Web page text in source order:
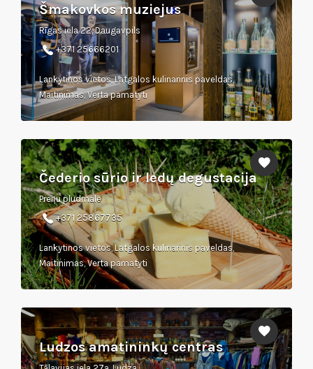
Šmakovkos muziejus
Rīgas iela 22, Daugavpils
+371 25666201
Lankytinos vietos, Latgalos kulinarinis paveldas,
Maitinimas, Verta pamatyti
Čederio sūrio ir ledų degustacija
Preiļu pludmale
+371 25867735
Lankytinos vietos, Latgalos kulinarinis paveldas,
Maitinimas, Verta pamatyti
Ludzos amatininkų centras